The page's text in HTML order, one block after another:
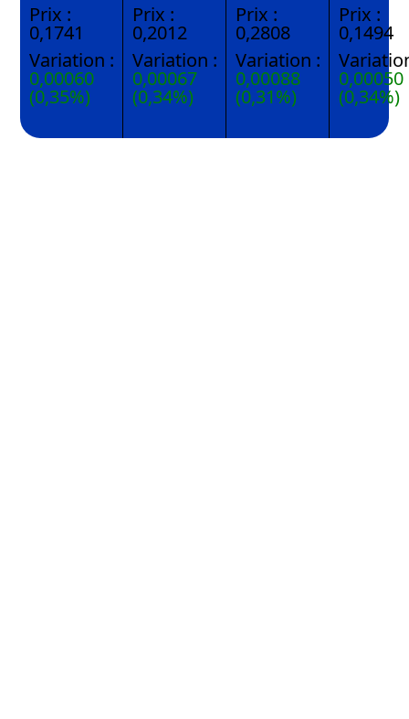
Prix :
0,1741
Variation :
0,00060
(0,35%)
Prix :
0,2012
Variation :
0,00067
(0,34%)
Prix :
0,2808
Variation :
0,00088
(0,31%)
Prix :
0,1494
0,00050
(0,34%)